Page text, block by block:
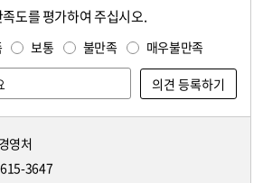
도를 평가하여 주십시오.
보통 불만족 매우불만족
영처
3647